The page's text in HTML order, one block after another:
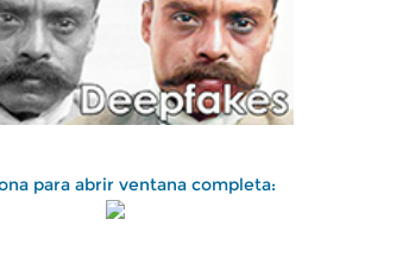
para abrir ventana completa: